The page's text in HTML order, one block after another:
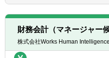
・英語力: 基
監査法人と
ベル
・IFRSベー
実績の差異
・KPI分析
資料の作成・
財務会計（マネージャー
株式会社Works Human Intelligence